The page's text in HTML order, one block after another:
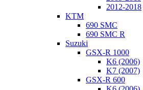
2012-2018
KTM
690 SMC
690 SMC R
Suzuki
GSX-R 1000
K6 (2006)
K7 (2007)
GSX-R 600